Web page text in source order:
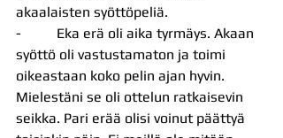
akaalaisten syöttöpeliä.
-          Eka erä oli aika tyrmäys. Akaan
syöttö oli vastustamaton ja toimi
oikeastaan koko pelin ajan hyvin.
Mielestäni se oli ottelun ratkaisevin
seikka. Pari erää olisi voinut päättyä